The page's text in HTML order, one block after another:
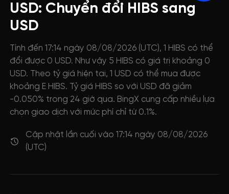
USD: Chuyển đổi HIBS sang
USD
Tính đến 17:14 ngày 08/08/2026 (UTC), 1 HIBS có thể
đổi được 0 USD. Như vậy 5 HIBS có giá trị khoảng 0
USD. Theo tỷ giá hiện tại, 1 USD có thể mua được
khoảng E HIBS. Tỷ giá HIBS so với USD đã giảm
-0.050% trong 24 giờ qua. BingX cung cấp nhiều lựa
chọn giao dịch với mức phí chỉ từ 0.1%.
Cập nhật lần cuối vào 17:14 ngày 08/08/2026
(UTC)